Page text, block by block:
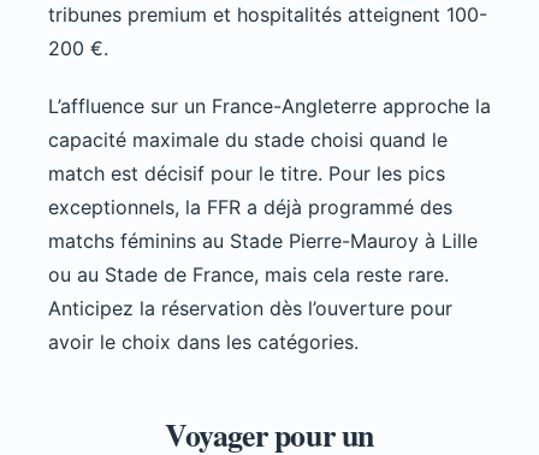
tribunes premium et hospitalités atteignent 100-
200 €.
L’affluence sur un France-Angleterre approche la
capacité maximale du stade choisi quand le
match est décisif pour le titre. Pour les pics
exceptionnels, la FFR a déjà programmé des
matchs féminins au Stade Pierre-Mauroy à Lille
ou au Stade de France, mais cela reste rare.
Anticipez la réservation dès l’ouverture pour
avoir le choix dans les catégories.
Voyager pour un